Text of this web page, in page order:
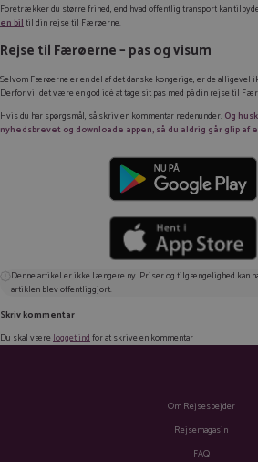
Foretrækker du større frihed, end hvad offentlig transport kan
en biltil din rejse til Færøerne.
Rejse til Færøerne – pas og visum
Selvom Færøerne er en del af det danske kongerige, er de alligevel
Derfor vil det være en god idé at tage sit pas med på din rejse til
Hvis du har spørgsmål, så skriv en kommentar nedenunder. Og
nyhedsbrevet og downloade appen, så du aldrig går glip af
Denne artikel er ikke længere ny. Priser og tilgængelighed kan
artiklen blev offentliggjort.
Skriv kommentar
Du skal værelogget indfor at skrive en kommentar
Om Rejsespejder
Rejsemagasin
FAQ